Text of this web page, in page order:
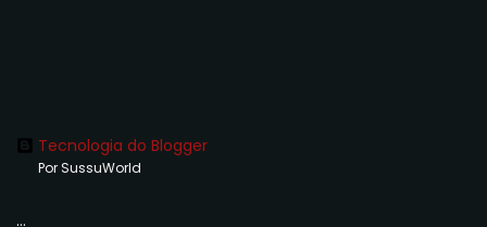
Tecnologia do Blogger
Por SussuWorld
...